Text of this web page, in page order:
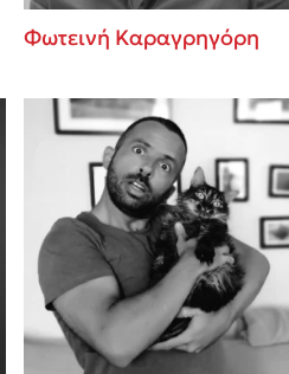
Φωτεινή Καραγρηγόρη